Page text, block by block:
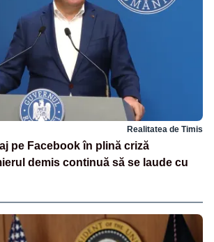
Realitatea de Timis
pe Facebook în plină criză
demis continuă să se laude cu